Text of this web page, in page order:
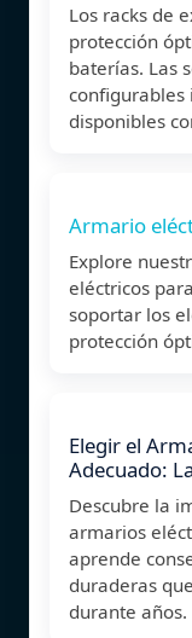
Los racks de
protección
baterías. Las
configurables
disponibles
Armario
Explore
eléctricos
soportar los
protección
Elegir el
Adecuado:
Descubre la
armarios
aprende
duraderas
durante años.